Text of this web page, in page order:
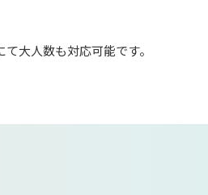
大人数も対応可能です。